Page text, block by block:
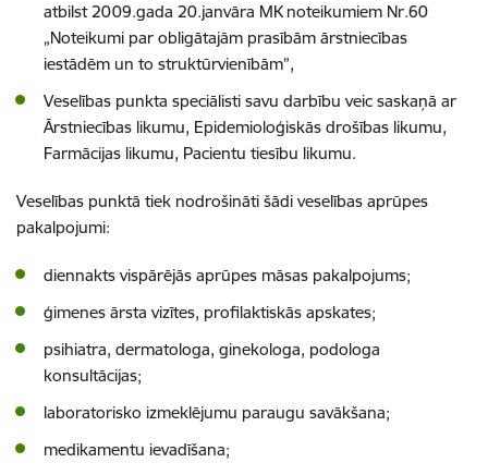
atbilst 2009.gada 20.janvāra MK noteikumiem Nr.60
„Noteikumi par obligātajām prasībām ārstniecības
iestādēm un to struktūrvienībām”,
Veselības punkta speciālisti savu darbību veic saskaņā ar
Ārstniecības likumu, Epidemioloģiskās drošības likumu,
Farmācijas likumu, Pacientu tiesību likumu.
Veselības punktā tiek nodrošināti šādi veselības aprūpes
pakalpojumi:
diennakts vispārējās aprūpes māsas pakalpojums;
ģimenes ārsta vizītes, profilaktiskās apskates;
psihiatra, dermatologa, ginekologa, podologa
konsultācijas;
laboratorisko izmeklējumu paraugu savākšana;
medikamentu ievadīšana;